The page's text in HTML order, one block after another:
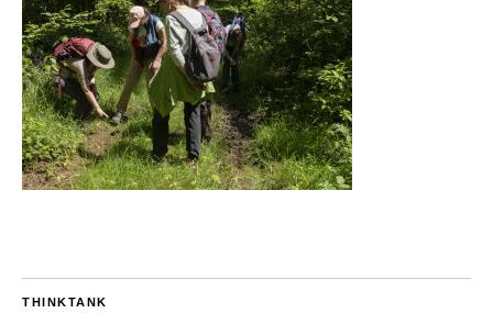
THINKTANK